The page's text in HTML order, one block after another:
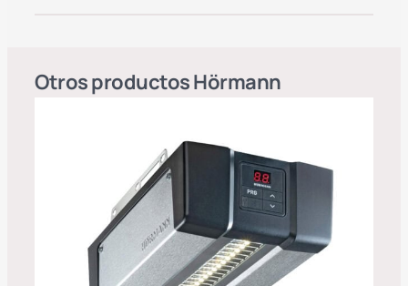
Otros productosHörmann